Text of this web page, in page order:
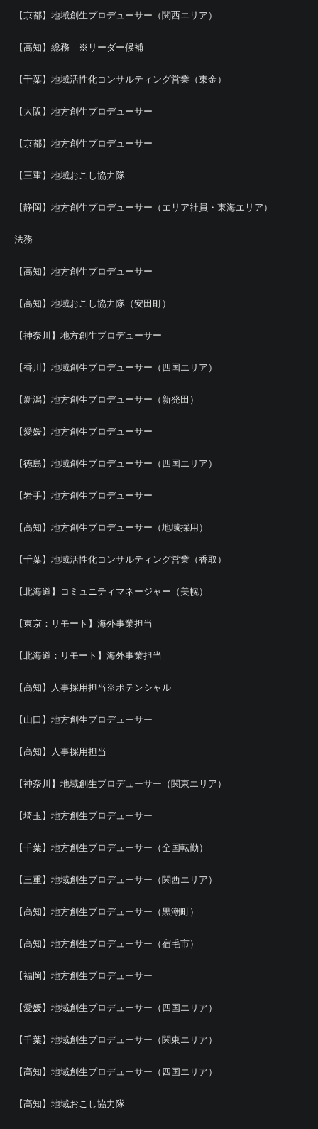
【京都】地域創生プロデューサー（関西エリア）
【高知】総務 ※リーダー候補
【千葉】地域活性化コンサルティング営業（東金）
【大阪】地方創生プロデューサー
【京都】地方創生プロデューサー
【三重】地域おこし協力隊
【静岡】地方創生プロデューサー（エリア社員・東海エリア）
法務
【高知】地方創生プロデューサー
【高知】地域おこし協力隊（安田町）
【神奈川】地方創生プロデューサー
【香川】地域創生プロデューサー（四国エリア）
【新潟】地方創生プロデューサー（新発田）
【愛媛】地方創生プロデューサー
【徳島】地域創生プロデューサー（四国エリア）
【岩手】地方創生プロデューサー
【高知】地方創生プロデューサー（地域採用）
【千葉】地域活性化コンサルティング営業（香取）
【北海道】コミュニティマネージャー（美幌）
【東京：リモート】海外事業担当
【北海道：リモート】海外事業担当
【高知】人事採用担当※ポテンシャル
【山口】地方創生プロデューサー
【高知】人事採用担当
【神奈川】地域創生プロデューサー（関東エリア）
【埼玉】地方創生プロデューサー
【千葉】地方創生プロデューサー（全国転勤）
【三重】地域創生プロデューサー（関西エリア）
【高知】地方創生プロデューサー（黒潮町）
【高知】地方創生プロデューサー（宿毛市）
【福岡】地方創生プロデューサー
【愛媛】地域創生プロデューサー（四国エリア）
【千葉】地域創生プロデューサー（関東エリア）
【高知】地域創生プロデューサー（四国エリア）
【高知】地域おこし協力隊